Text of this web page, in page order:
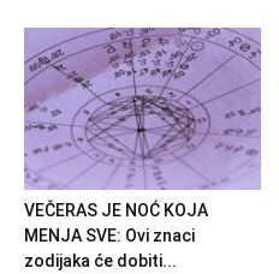
VEČERAS JE NOĆ KOJA
MENJA SVE: Ovi znaci
zodijaka će dobiti...